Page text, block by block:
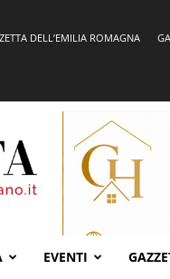
DELL’EMILIA ROMAGNA
EVENTI